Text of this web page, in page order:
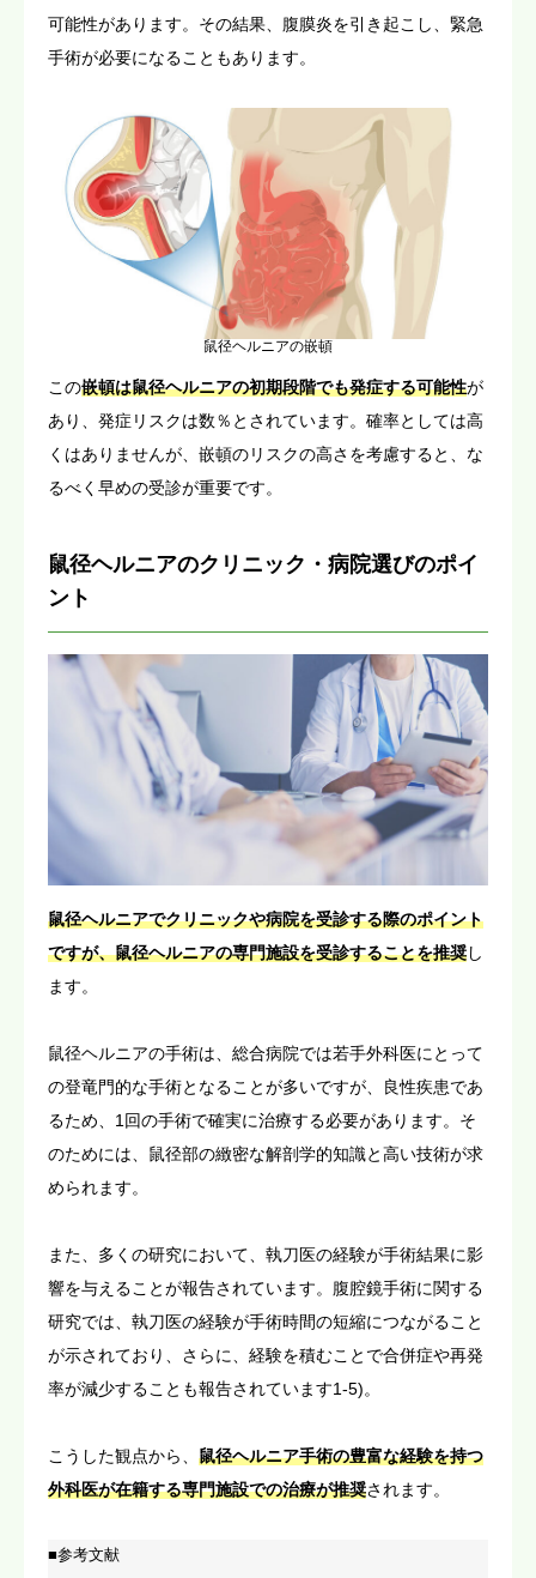
可能性があります。その結果、腹膜炎を引き起こし、緊急
手術が必要になることもあります。
鼠径ヘルニアの嵌頓
この嵌頓は鼠径ヘルニアの初期段階でも発症する可能性が
あり、発症リスクは数％とされています。確率としては高
くはありませんが、嵌頓のリスクの高さを考慮すると、な
るべく早めの受診が重要です。
鼠径ヘルニアのクリニック・病院選びのポイ
ント
鼠径ヘルニアでクリニックや病院を受診する際のポイント
ですが、鼠径ヘルニアの専門施設を受診することを推奨し
ます。
鼠径ヘルニアの手術は、総合病院では若手外科医にとって
の登竜門的な手術となることが多いですが、良性疾患であ
るため、1回の手術で確実に治療する必要があります。そ
のためには、鼠径部の緻密な解剖学的知識と高い技術が求
められます。
また、多くの研究において、執刀医の経験が手術結果に影
響を与えることが報告されています。腹腔鏡手術に関する
研究では、執刀医の経験が手術時間の短縮につながること
が示されており、さらに、経験を積むことで合併症や再発
率が減少することも報告されています1-5)。
こうした観点から、 鼠径ヘルニア手術の豊富な経験を持つ
外科医が在籍する専門施設での治療が推奨されます。
■参考文献